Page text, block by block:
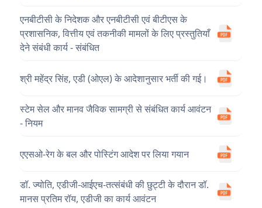
एनबीटीसी के निदेशक और एनबीटीसी एवं बीटीएस के
प्रशासनिक, वित्तीय एवं तकनीकी मामलों के लिए प्रस्तुतियाँ
देने संबंधी कार्य - संबंधित
श्री महेंद्र सिंह, एडी (ओएल) के आदेशानुसार भर्ती की गई।
स्टेम सेल और मानव जैविक सामग्री से संबंधित कार्य आवंटन
- नियम
एएसओ-रेग के बल और पोस्टिंग आदेश पर लिया गयान
डॉ. ज्योति, एडीजी-आईएच-तत्संबंधी की छुट्टी के दौरान डॉ.
मानस प्रतिम रॉय, एडीजी का कार्य आवंटन